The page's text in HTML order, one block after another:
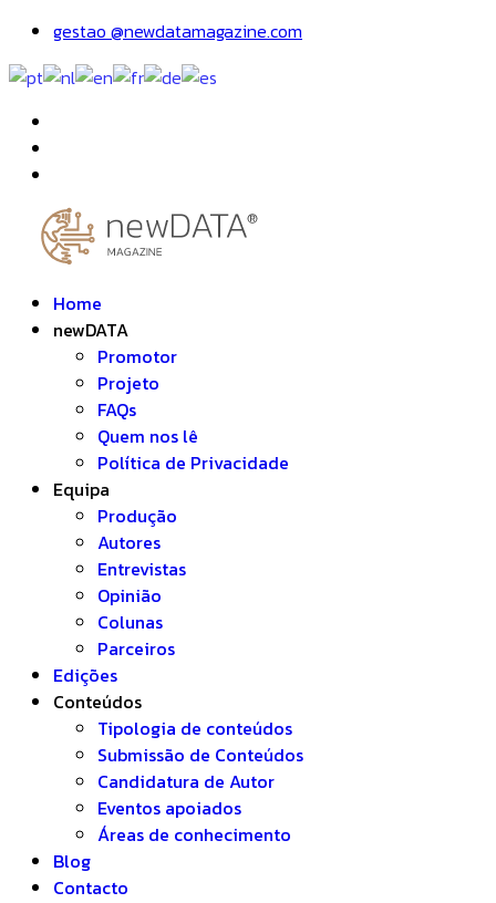
gestao @newdatamagazine.com
Home
newDATA
Promotor
Projeto
FAQs
Quem nos lê
Política de Privacidade
Equipa
Produção
Autores
Entrevistas
Opinião
Colunas
Parceiros
Edições
Conteúdos
Tipologia de conteúdos
Submissão de Conteúdos
Candidatura de Autor
Eventos apoiados
Áreas de conhecimento
Blog
Contacto